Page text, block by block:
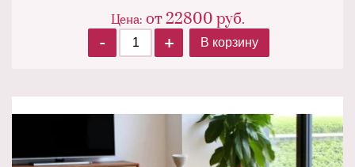
Цена: от22800 руб.
-
+ В корзину